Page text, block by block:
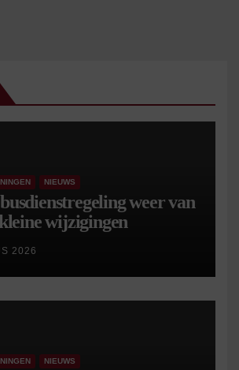
NIEUWS
weer van
wijzigingen
2026
NIEUWS